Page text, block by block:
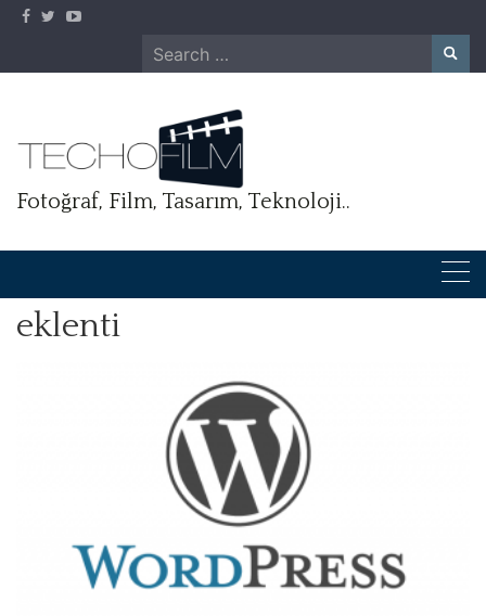
Skip
Search
for:
Fotoğraf, Film, Tasarım, Teknoloji..
eklenti